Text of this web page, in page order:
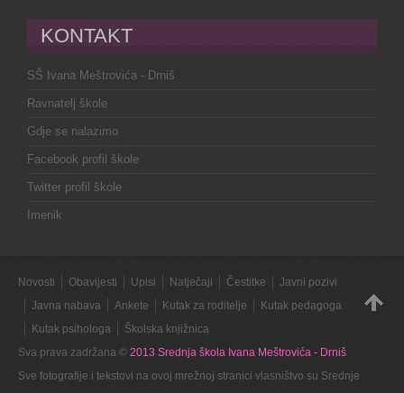
KONTAKT
SŠ Ivana Meštrovića - Drniš
Ravnatelj škole
Gdje se nalazimo
Facebook profil škole
Twitter profil škole
Imenik
Novosti Obavijesti Upisi Natječaji Čestitke
Javni pozivi
Javna nabava
Ankete Kutak za roditelje
Kutak pedagoga
Kutak psihologa
Školska knjižnica
Sva prava zadržana © 2013 Srednja škola Ivana Meštrovića - Drniš
Sve fotografije i tekstovi na ovoj mrežnoj stranici vlasništvo su Srednje